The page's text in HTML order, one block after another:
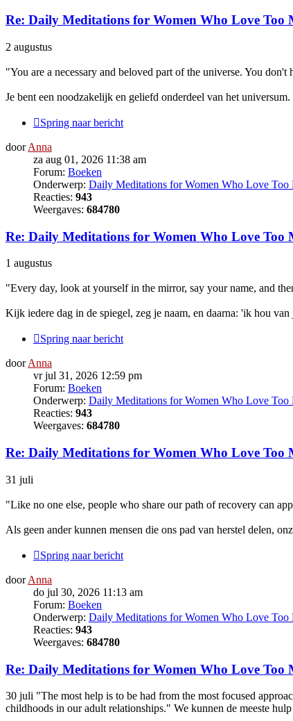
Re: Daily Meditations for Women Who Love Too
2 augustus
"You are a necessary and beloved part of the universe. You
Je bent een noodzakelijk en geliefd onderdeel van het
Spring naar bericht
doorAnna
za aug 01, 2026 11:38 am
Forum: Boeken
Onderwerp: Daily Meditations for Women Who Love Too
Reacties: 943
Weergaves: 684780
Re: Daily Meditations for Women Who Love Too
1 augustus
"Every day, look at yourself in the mirror, say your name, and
Kijk iedere dag in de spiegel, zeg je naam, en daarna: 'ik hou van
Spring naar bericht
doorAnna
vr jul 31, 2026 12:59 pm
Forum: Boeken
Onderwerp: Daily Meditations for Women Who Love Too
Reacties: 943
Weergaves: 684780
Re: Daily Meditations for Women Who Love Too
31 juli
"Like no one else, people who share our path of recovery can
Als geen ander kunnen mensen die ons pad van herstel delen,
Spring naar bericht
doorAnna
do jul 30, 2026 11:13 am
Forum: Boeken
Onderwerp: Daily Meditations for Women Who Love Too
Reacties: 943
Weergaves: 684780
Re: Daily Meditations for Women Who Love Too
30 juli "The most help is to be had from the most focused
childhoods in our adult relationships." We kunnen de meeste